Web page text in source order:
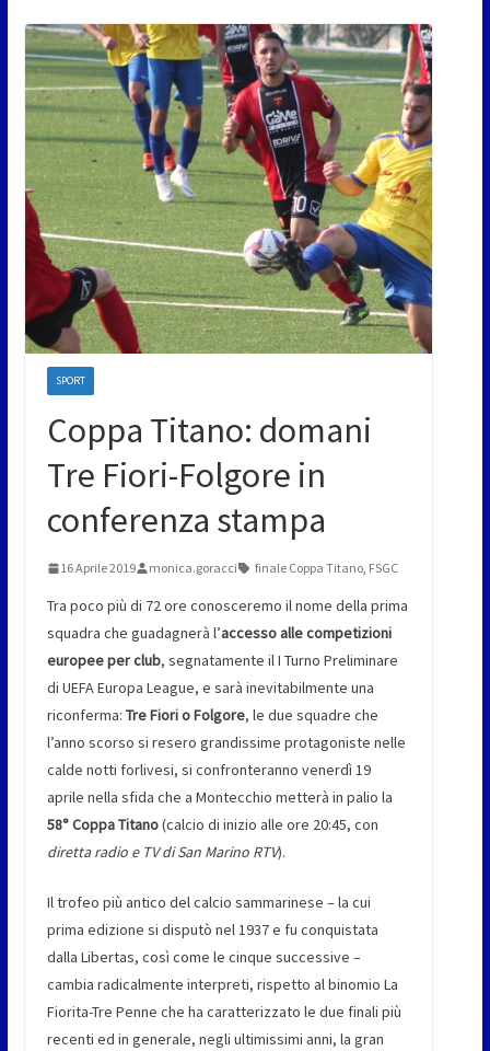
SPORT
Coppa Titano: domani
Tre Fiori-Folgore in
conferenza stampa
16 Aprile 2019 monica.goracci finale Coppa Titano, FSGC
Tra poco più di 72 ore conosceremo il nome della prima
squadra che guadagnerà l’accesso alle competizioni
europee per club, segnatamente il I Turno Preliminare
di UEFA Europa League, e sarà inevitabilmente una
riconferma: Tre Fiori o Folgore, le due squadre che
l’anno scorso si resero grandissime protagoniste nelle
calde notti forlivesi, si confronteranno venerdì 19
aprile nella sfida che a Montecchio metterà in palio la
58° Coppa Titano(calcio di inizio alle ore 20:45, con
diretta radio e TV di San Marino RTV).
Il trofeo più antico del calcio sammarinese – la cui
prima edizione si disputò nel 1937 e fu conquistata
dalla Libertas, così come le cinque successive –
cambia radicalmente interpreti, rispetto al binomio La
Fiorita-Tre Penne che ha caratterizzato le due finali più
recenti ed in generale, negli ultimissimi anni, la gran